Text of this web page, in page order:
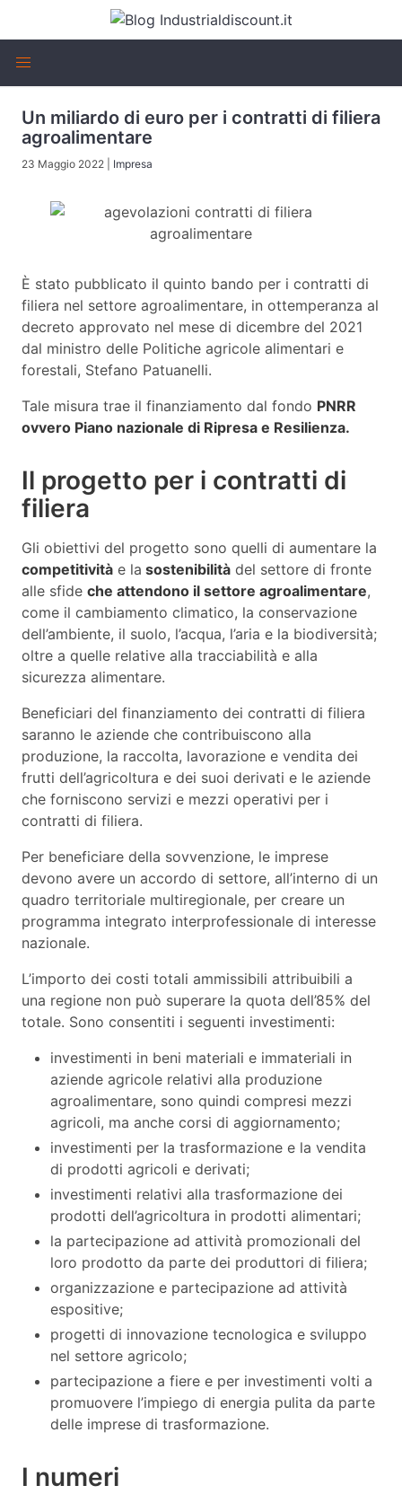
Un miliardo di euro per i contratti di filiera
agroalimentare
23 Maggio 2022 Impresa
È stato pubblicato il quinto bando per i contratti di
filiera nel settore agroalimentare, in ottemperanza al
decreto approvato nel mese di dicembre del 2021
dal ministro delle Politiche agricole alimentari e
forestali, Stefano Patuanelli.
Tale misura trae il finanziamento dal fondo PNRR
ovvero Piano nazionale di Ripresa e Resilienza.
Il progetto per i contratti di
filiera
Gli obiettivi del progetto sono quelli di aumentare la
competitività e la sostenibilità del settore di fronte
alle sfide che attendono il settore agroalimentare,
come il cambiamento climatico, la conservazione
dell’ambiente, il suolo, l’acqua, l’aria e la biodiversità;
oltre a quelle relative alla tracciabilità e alla
sicurezza alimentare.
Beneficiari del finanziamento dei contratti di filiera
saranno le aziende che contribuiscono alla
produzione, la raccolta, lavorazione e vendita dei
frutti dell’agricoltura e dei suoi derivati e le aziende
che forniscono servizi e mezzi operativi per i
contratti di filiera.
Per beneficiare della sovvenzione, le imprese
devono avere un accordo di settore, all’interno di un
quadro territoriale multiregionale, per creare un
programma integrato interprofessionale di interesse
nazionale.
L’importo dei costi totali ammissibili attribuibili a
una regione non può superare la quota dell’85% del
totale. Sono consentiti i seguenti investimenti:
investimenti in beni materiali e immateriali in
aziende agricole relativi alla produzione
agroalimentare, sono quindi compresi mezzi
agricoli, ma anche corsi di aggiornamento;
investimenti per la trasformazione e la vendita
di prodotti agricoli e derivati;
investimenti relativi alla trasformazione dei
prodotti dell’agricoltura in prodotti alimentari;
la partecipazione ad attività promozionali del
loro prodotto da parte dei produttori di filiera;
organizzazione e partecipazione ad attività
espositive;
progetti di innovazione tecnologica e sviluppo
nel settore agricolo;
partecipazione a fiere e per investimenti volti a
promuovere l’impiego di energia pulita da parte
delle imprese di trasformazione.
I numeri